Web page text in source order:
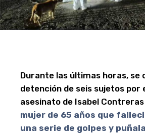
Durante las últimas horas, se
detención de seis sujetos por
asesinato de Isabel
mujer de 65 años que
una serie de golpes y